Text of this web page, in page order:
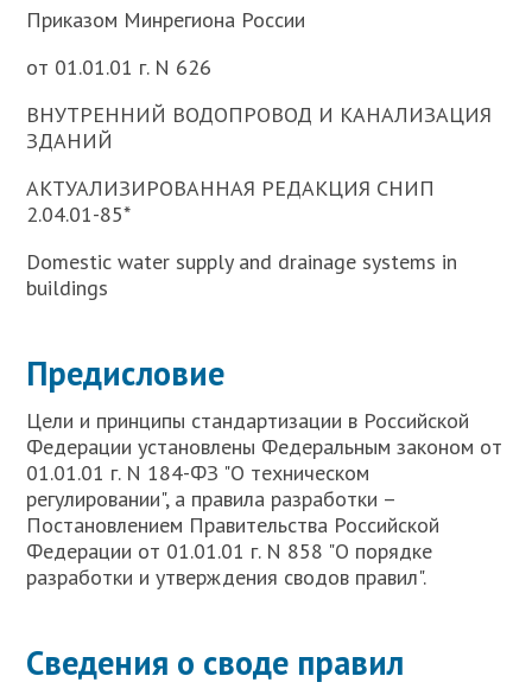
Приказом Минрегиона России
от 01.01.01 г. N 626
ВНУТРЕННИЙ ВОДОПРОВОД И КАНАЛИЗАЦИЯ
ЗДАНИЙ
АКТУАЛИЗИРОВАННАЯ РЕДАКЦИЯ СНИП
2.04.01-85*
Domestic water supply and drainage systems in
buildings
Предисловие
Цели и принципы стандартизации в Российской
Федерации установлены Федеральным законом от
01.01.01 г. N 184-ФЗ "О техническом
регулировании", а правила разработки –
Постановлением Правительства Российской
Федерации от 01.01.01 г. N 858 "О порядке
разработки и утверждения сводов правил".
Сведения о своде правил